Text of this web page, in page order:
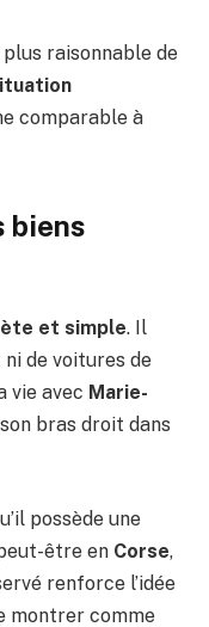
raisonnable de
comparable à
biens
et simple. Il
de voitures de
vie avec Marie-
bras droit dans
possède une
être en Corse,
renforce l’idée
montrer comme